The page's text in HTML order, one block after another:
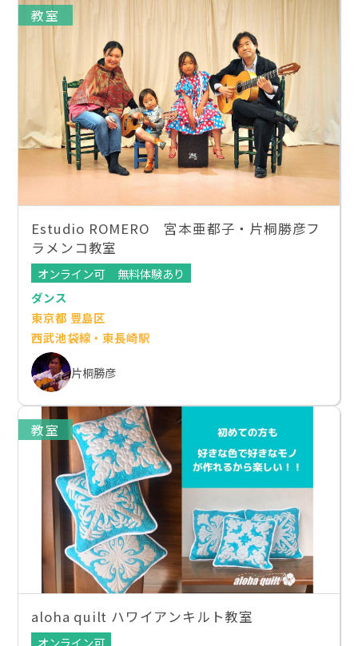
教室
Estudio ROMERO 宮本亜都子・片桐勝彦フ
ラメンコ教室
オンライン可
無料体験あり
ダンス
東京都 豊島区
西武池袋線・東長崎駅
片桐勝彦
教室
aloha quilt ハワイアンキルト教室
オンライン可